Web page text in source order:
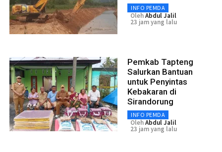
INFO PEMDA
OlehAbdul Jalil
23 jam yang lalu
Pemkab Tapteng
Salurkan Bantuan
untuk Penyintas
Kebakaran di
Sirandorung
INFO PEMDA
OlehAbdul Jalil
23 jam yang lalu